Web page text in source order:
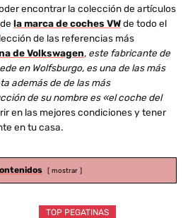
encontrar la colección de artículos
de la marca de coches VWde todo el
de las referencias más
de Volkswagen, este fabricante de
en Wolfsburgo, es una de las más
además de de las más
de su nombre es «el coche del
en las mejores condiciones y tener
en tu casa.
mostrar
TOP PEGATINAS